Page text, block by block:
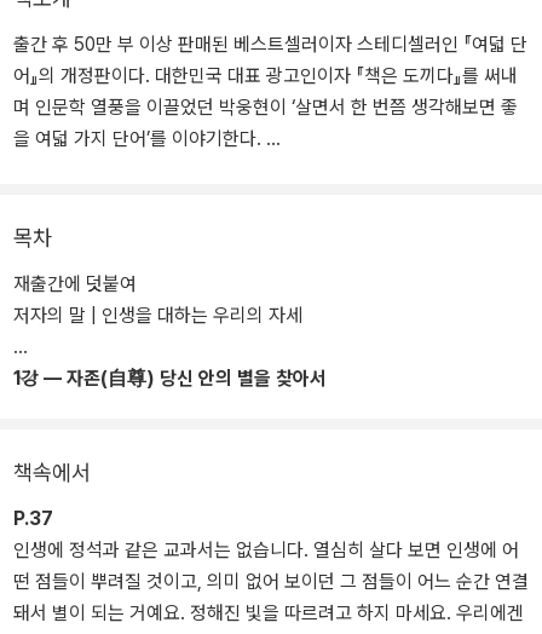
출간 후 50만 부 이상 판매된 베스트셀러이자 스테디셀러인 『여덟 단
어』의 개정판이다. 대한민국 대표 광고인이자 『책은 도끼다』를 써내
며 인문학 열풍을 이끌었던 박웅현이 ‘살면서 한 번쯤 생각해보면 좋
을 여덟 가지 단어’를 이야기한다.
다본다’라는 콘셉트의 새로운 표지를 입혔고, 세월이 지나도 변함없
로운 사례를 추가하기도 했다. 몇 가지 도판은 새로 갈음했고 각 장의
핵심이 되는 메시지는 저자가 직접 쓴 글씨를 이미지로 활용해 넣었
다.
으나 자존이 살아가는 데 왜 중요한지, 고전 작품을 왜 궁금해해야 하
는지, 깊이 들여다보는 것(見)을 통해 무엇을 얻을 수 있는지, 소통을
어떻게 해야 하는지 등의 본질적인 메시지는 그대로 담았다.
목차
재출간에 덧붙여
저자의 말 | 인생을 대하는 우리의 자세
1강 — 자존(自尊) 당신 안의 별을 찾아서
책속에서
P.37
인생에 정석과 같은 교과서는 없습니다. 열심히 살다 보면 인생에 어
떤 점들이 뿌려질 것이고, 의미 없어 보이던 그 점들이 어느 순간 연결
돼서 별이 되는 거예요. 정해진 빛을 따르려고 하지 마세요. 우리에겐